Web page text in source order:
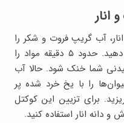
انار
آب گریپ فروت و شکر را
در قابلمه بریزید و روی حرارت قرار دهید. حدود ۵ دقیقه مواد را
شما خنک شود. حالا آب
را با یخ خرد شده پر
برای تزیین این کوکتل
و دانه انار استفاده کنید.